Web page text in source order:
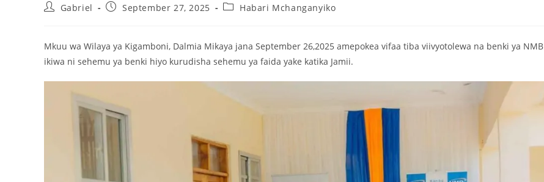
Gabriel September 27, 2025 Habari Mchanganyiko
Mkuu wa Wilaya ya Kigamboni, Dalmia Mikaya jana September 26,2025 amepokea vifaa tiba viivyotolewa na benki ya NMB
ikiwa ni sehemu ya benki hiyo kurudisha sehemu ya faida yake katika Jamii.